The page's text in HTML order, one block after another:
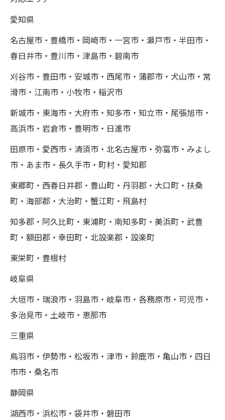
愛知県
名古屋市・豊橋市・岡崎市・一宮市・瀬戸市・半田市・
春日井市・豊川市・津島市・碧南市
刈谷市・豊田市・安城市・西尾市・蒲郡市・犬山市・常
滑市・江南市・小牧市・稲沢市
新城市・東海市・大府市・知多市・知立市・尾張旭市・
高浜市・岩倉市・豊明市・日進市
田原市・愛西市・清須市・北名古屋市・弥富市・みよし
市・あま市・長久手市・町村・愛知郡
東郷町・西春日井郡・豊山町・丹羽郡・大口町・扶桑
町・海部郡・大治町・蟹江町・飛島村
知多郡・阿久比町・東浦町・南知多町・美浜町・武豊
町・額田郡・幸田町・北設楽郡・設楽町
東栄町・豊根村
岐阜県
大垣市・瑞浪市・羽島市・岐阜市・各務原市・可児市・
多治見市・土岐市・恵那市
三重県
鳥羽市・伊勢市・松坂市・津市・鈴鹿市・亀山市・四日
市市・桑名市
静岡県
湖西市・浜松市・袋井市・磐田市